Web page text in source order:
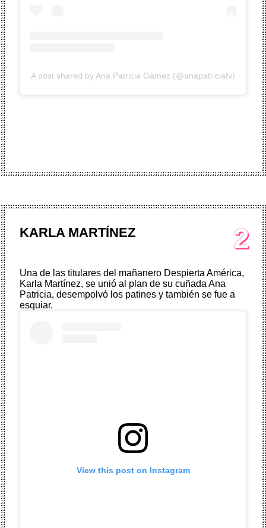
A post shared by Ana Patricia Gámez (@anapatriciatv)
KARLA MARTÍNEZ 2
Una de las titulares del mañanero Despierta América,
Karla Martínez, se unió al plan de su cuñada Ana
Patricia, desempolvó los patines y también se fue a
esquiar.
View this post on Instagram